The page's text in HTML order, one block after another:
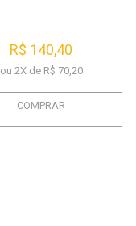
R$ 140,40
ou 2X de R$ 70,20
COMPRAR